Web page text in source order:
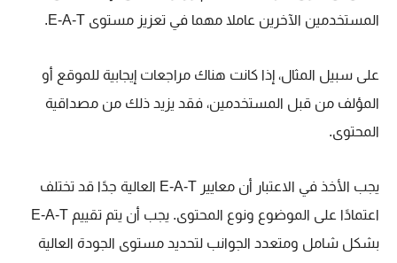
المستخدمين الآخرين عاملا مهما في تعزيز مستوى E-A-T.
على سبيل المثال، إذا كانت هناك مراجعات إيجابية للموقع أو
المؤلف من قبل المستخدمين، فقد يزيد ذلك من مصداقية
المحتوى.
يجب الأخذ في الاعتبار أن معايير E-A-T العالية جدًا قد تختلف
اعتمادًا على الموضوع ونوع المحتوى. يجب أن يتم تقييم E-A-T
بشكل شامل ومتعدد الجوانب لتحديد مستوى الجودة العالية